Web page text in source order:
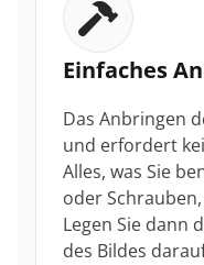
Einfaches
Das Anbringen
und erfordert
Alles, was Sie
oder
Legen Sie dann
des Bildes